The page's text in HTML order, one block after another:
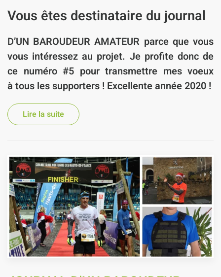
Vous êtes destinataire du journal
D’UN BAROUDEUR AMATEUR parce que vous
vous intéressez au projet. Je profite donc de
ce numéro #5 pour transmettre mes voeux
à tous les supporters ! Excellente année 2020 !
Lire la suite